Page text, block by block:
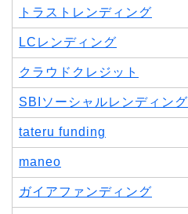
トラストレンディング
LCレンディング
クラウドクレジット
SBIソーシャルレンディング
tateru funding
maneo
ガイアファンディング